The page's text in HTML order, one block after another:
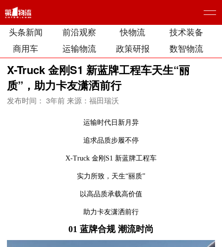
头条新闻 前沿观察 快物流
技术装备
商用车
运输物流 政策研报 数智物流
X-Truck 金刚S1 新蓝牌工程车天生“丽
质”，助力卡友潇洒前行
发布时间： 3年前来源：福田瑞沃
运输时代日新月异
追求品质步履不停
X-Truck 金刚S1 新蓝牌工程车
实力所致，天生“丽质”
以高品质承载高价值
助力卡友潇洒前行
01 蓝牌合规 潮流时尚